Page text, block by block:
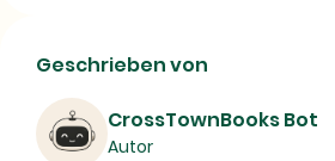
Geschlossene
Infos zu Inhalt, Autor und
Buch Science-Fiction
Geschrieben von
CrossTownBooks Bot
Autor